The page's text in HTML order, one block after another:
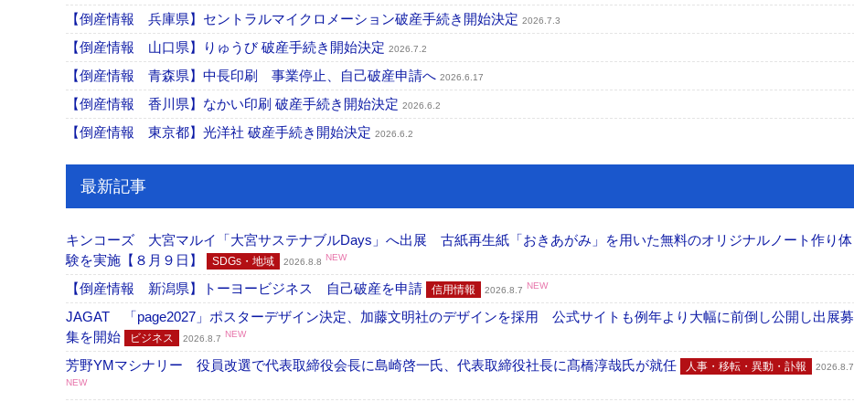
【倒産情報 兵庫県】セントラルマイクロメーション破産手続き開始決定 2026.7.3
【倒産情報 山口県】りゅうび 破産手続き開始決定 2026.7.2
【倒産情報 青森県】中長印刷 事業停止、自己破産申請へ 2026.6.17
【倒産情報 香川県】なかい印刷 破産手続き開始決定 2026.6.2
【倒産情報 東京都】光洋社 破産手続き開始決定 2026.6.2
最新記事
キンコーズ 大宮マルイ「大宮サステナブルDays」へ出展 古紙再生紙「おきあがみ」を用いた無料のオリジナルノート作り体
験を実施【８月９日】
SDGs・地域 2026.8.8 NEW
【倒産情報 新潟県】トーヨービジネス 自己破産を申請 信用情報 2026.8.7 NEW
JAGAT 「page2027」ポスターデザイン決定、加藤文明社のデザインを採用 公式サイトも例年より大幅に前倒し公開し出展募
集を開始
ビジネス 2026.8.7 NEW
芳野YMマシナリー 役員改選で代表取締役会長に島崎啓一氏、代表取締役社長に髙橋淳哉氏が就任 人事・移転・異動・訃報
2026.8.7
NEW